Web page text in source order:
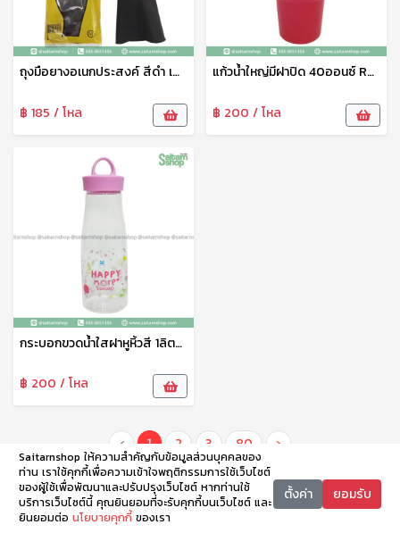
ถุงมือยางอเนกประสงค์ สีดำ เสือ
฿ 185 / โหล
แก้วน้ำใหญ่มีฝาปิด 40ออนซ์ R40B Eskimo
฿ 200 / โหล
กระบอกขวดน้ำใสฝาหูหิ้วสี 1ลิตร PET910H Eskimo
฿ 200 / โหล
‹ 1 2 3 80 ›
Saitarnshop ให้ความสำคัญกับข้อมูลส่วนบุคคลของ
ท่าน เราใช้คุกกี้เพื่อความเข้าใจพฤติกรรมการใช้เว็บไซต์
ของผู้ใช้เพื่อพัฒนาและปรับปรุงเว็บไซต์ หากท่านใช้
บริการเว็บไซต์นี้ คุณยินยอมที่จะรับคุกกี้บนเว็บไซต์ และ
ยินยอมต่อ นโยบายคุกกี้ ของเรา
ตั้งค่า ยอมรับ